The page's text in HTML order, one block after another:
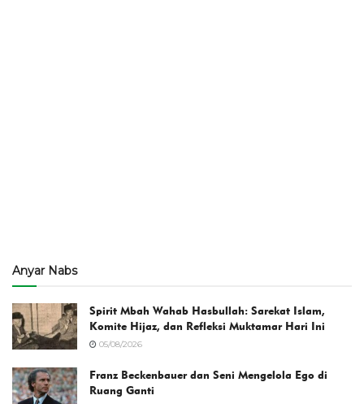
Anyar Nabs
Spirit Mbah Wahab Hasbullah: Sarekat Islam,
Komite Hijaz, dan Refleksi Muktamar Hari Ini
05/08/2026
Franz Beckenbauer dan Seni Mengelola Ego di
Ruang Ganti